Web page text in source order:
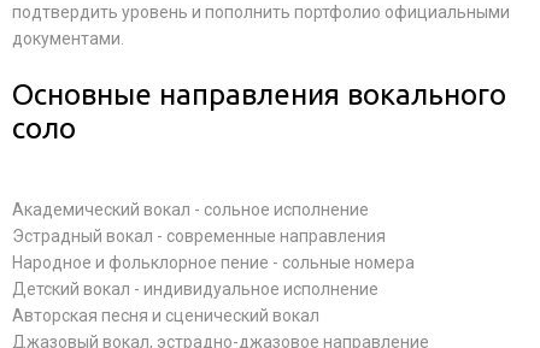
подтвердить уровень и пополнить портфолио официальными
документами.
Основные направления вокального
соло
Академический вокал - сольное исполнение
Эстрадный вокал - современные направления
Народное и фольклорное пение - сольные номера
Детский вокал - индивидуальное исполнение
Авторская песня и сценический вокал
Джазовый вокал, эстрадно-джазовое направление